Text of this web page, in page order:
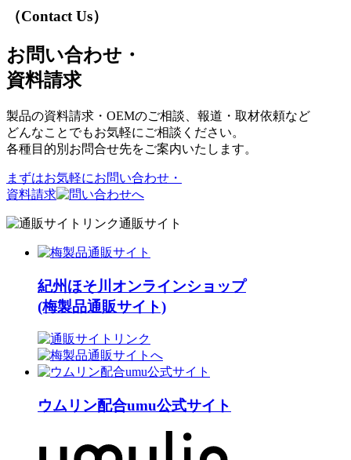
（Contact Us）
お問い合わせ・
資料請求
製品の資料請求・OEMのご相談、報道・取材依頼など
どんなことでもお気軽にご相談ください。
各種目的別お問合せ先をご案内いたします。
まずはお気軽にお問い合わせ・
資料請求
通販サイト
紀州ほそ川オンラインショップ
(梅製品通販サイト)
ウムリン配合umu公式サイト